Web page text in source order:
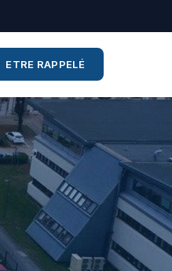
ETRE RAPPELÉ